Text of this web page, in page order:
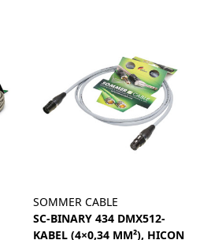
SOMMER CABLE
SC-BINARY 434 DMX512-
KABEL (4×0,34 MM²), HICON